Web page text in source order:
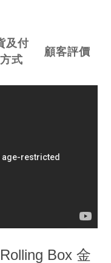
及付
式
顧客評價
Box 金